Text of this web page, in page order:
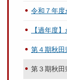
令和７年度
【過年度
第４期秋田
第３期秋田